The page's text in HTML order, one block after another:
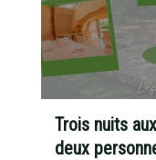
Trois nuits
deux